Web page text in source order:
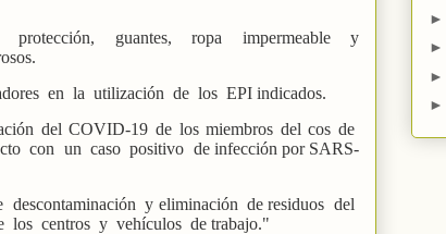
protección, guantes, ropa impermeable
y
en la utilización de los EPI indicados.
del COVID-19 de los miembros del cos de
con un caso positivo de infección por SARS-
descontaminación y eliminación de residuos del
los centros y vehículos de trabajo."
►
►
►
►